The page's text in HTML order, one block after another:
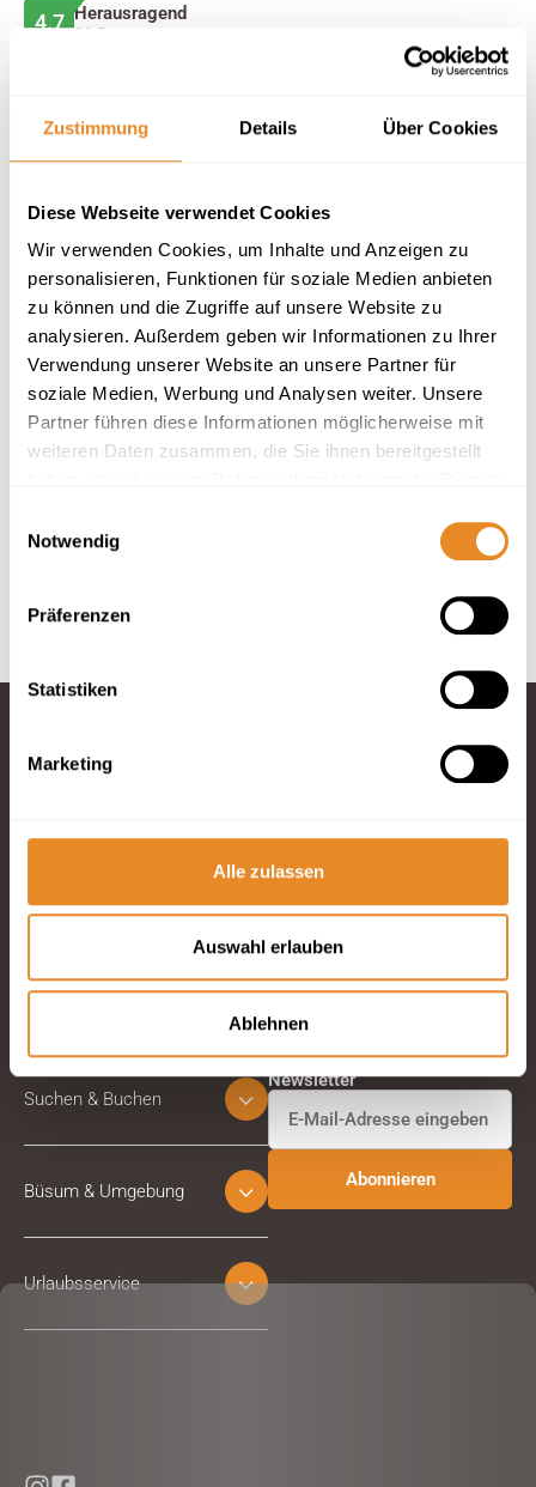
Zustimmung Details Über Cookies
Diese Webseite verwendet Cookies
Wir verwenden Cookies, um Inhalte und Anzeigen zu
personalisieren, Funktionen für soziale Medien anbieten
zu können und die Zugriffe auf unsere Website zu
analysieren. Außerdem geben wir Informationen zu Ihrer
Verwendung unserer Website an unsere Partner für
soziale Medien, Werbung und Analysen weiter. Unsere
Partner führen diese Informationen möglicherweise mit
weiteren Daten zusammen, die Sie ihnen bereitgestellt
Notwendig
Präferenzen
Statistiken
Marketing
Alle zulassen
Auswahl erlauben
Ablehnen
4.7 Herausragend
20 Bewertungen
Ausstattung
20 Bewertungen
In deiner Buchung inbegriffen
Optimaler Service durch 4 Rezeptionen vor Ort.
Fragen und
Telefon: 04834
E-Mail schreiben
Suchen & Buchen
Büsum & Umgebung
Urlaubsservice
Abonnieren Sie unseren
Newsletter